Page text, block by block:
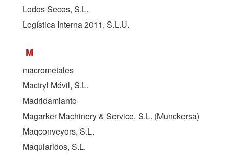
Lodos Secos, S.L.
Logística Interna 2011, S.L.U.
M
macrometales
Mactryl Móvil, S.L.
Madridamianto
Magarker Machinery & Service, S.L. (Munckersa)
Maqconveyors, S.L.
Maquiaridos, S.L.